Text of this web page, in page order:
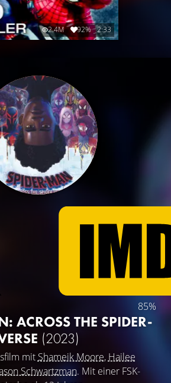
2.4M 92% 2:33
85%
ACROSS THE SPIDER-
(2023)
mit Shameik Moore, Hailee
Schwartzman. Mit einer FSK-